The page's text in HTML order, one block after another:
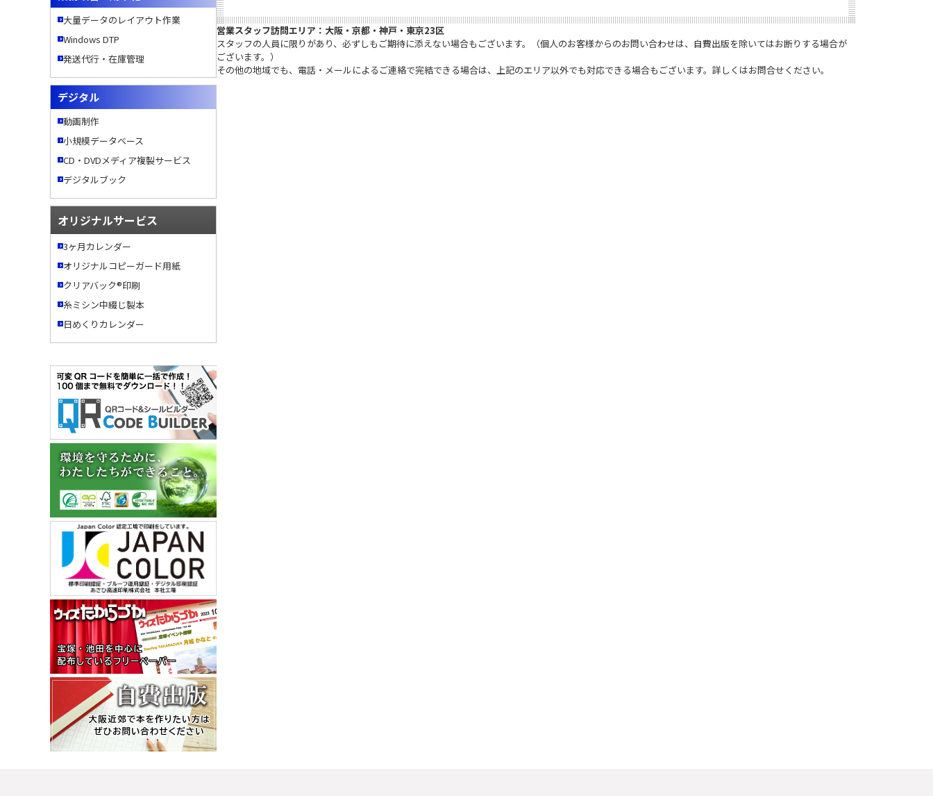
大量データのレイアウト作業
Windows DTP
発送代行・在庫管理
デジタル
動画制作
小規模データベース
CD・DVDメディア複製サービス
デジタルブック
オリジナルサービス
3ヶ月カレンダー
オリジナルコピーガード用紙
クリアバック®印刷
糸ミシン中綴じ製本
日めくりカレンダー
営業スタッフ訪問エリア：大阪・京都・神戸・東京23区
スタッフの人員に限りがあり、必ずしもご期待に添えない場合もございます。（個人のお客様からのお問い合わせは、自費出版を除いてはお断りする場合が
ございます。）
その他の地域でも、電話・メールによるご連絡で完結できる場合は、上記のエリア以外でも対応できる場合もございます。詳しくはお問合せください。